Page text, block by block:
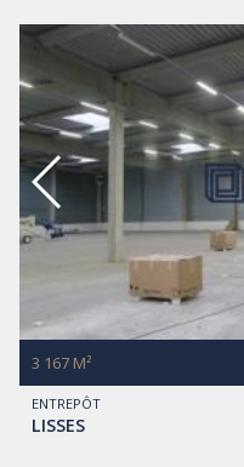
ENTREPÔT
LISSES
3 167 M²